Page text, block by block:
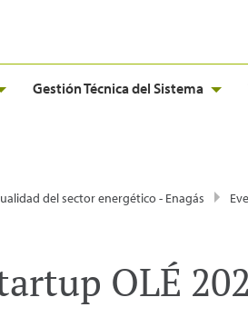
Gestión Técnica del Sistema
del sector energético - Enagás
OLÉ